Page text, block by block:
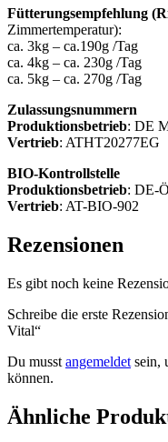
Fütterungsempfehlung
Zimmertemperatur):
ca. 3kg – ca.190g /Tag
ca. 4kg – ca. 230g /Tag
ca. 5kg – ca. 270g /Tag
Zulassungsnummern
Produktionsbetrieb: DE
Vertrieb: ATHT20277EG
BIO-Kontrollstelle
Produktionsbetrieb: DE-
Vertrieb: AT-BIO-902
Rezensionen
Es gibt noch keine
Schreibe die erste
Vital“
Du musst angemeldet sein,
können.
Ähnliche